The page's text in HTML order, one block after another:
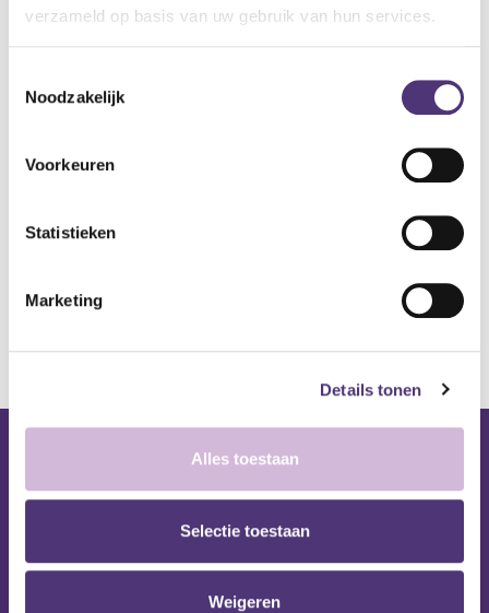
verzameld op basis van uw gebruik van hun services.
Noodzakelijk
Voorkeuren
Statistieken
Marketing
Details tonen
Alles toestaan
Selectie toestaan
Weigeren
Aan winkelmandje toevoegen
Levering: 2-5 werkdagen*
*Bij grote aankopen, gelieve de klantendienst te contacteren. Hier
Shop
Onze specialisten
Ledenkorting